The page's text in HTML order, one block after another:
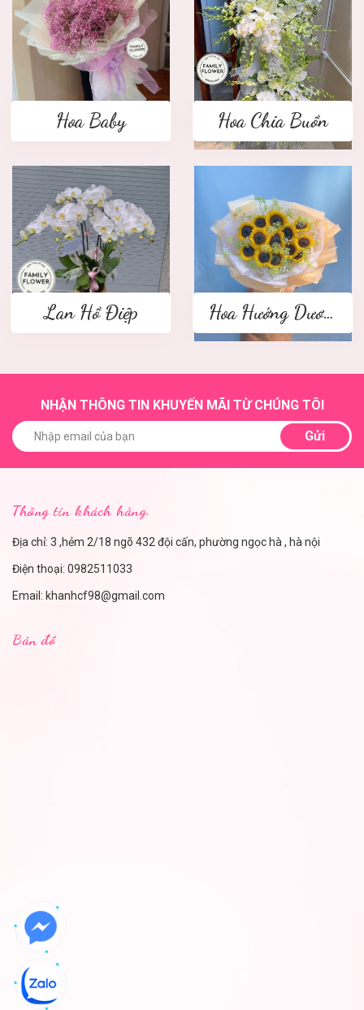
Hoa Baby Hoa Chia Buồn
Lan Hồ Điệp Hoa Hướng Dương
NHẬN THÔNG TIN KHUYẾN MÃI TỪ CHÚNG TÔI
Gửi
Thông tin khách hàng.
Địa chỉ: 3 ,hẻm 2/18 ngõ 432 đội cấn, phường ngọc hà , hà nội
Điện thoại: 0982511033
Email: khanhcf98@gmail.com
Bản đồ